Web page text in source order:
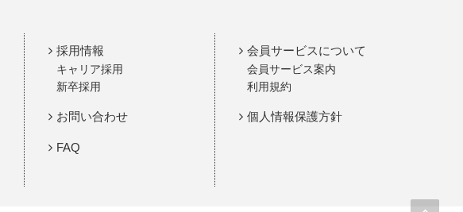
採用情報
キャリア採用
新卒採用
お問い合わせ
FAQ
会員サービスについて
会員サービス案内
利用規約
個人情報保護方針